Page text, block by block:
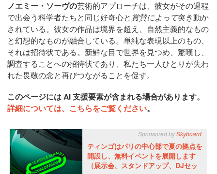
ノエミー・ソーヴの芸術的アプローチは、彼女がその過程
で出会う科学者たちと同じ好奇心と 賞賛によって突き動か
されている。彼女の作品は境界を超え、自然主義的なもの
と幻想的なものが融合している。単純な表現以上のもの、
それは招待状である。新鮮な目で世界を見つめ、驚嘆し、
調査することへの招待状であり、私たち一人ひとりが失わ
れた畏敬の念と再びつながることを促す。
このページには AI 支援要素が含まれる場合があります。
詳細については、こちらをご覧ください。